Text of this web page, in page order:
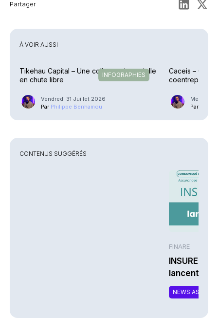
Partager
À VOIR AUSSI
INFOGRAPHIES
Tikehau Capital – Une collecte trimestrielle
en chute libre
Vendredi 31 Juillet 2026
Par Philippe Benhamou
Caceis –
coentreprise
Mercredi
Par
CONTENUS SUGGÉRÉS
FINARE
INSUREM
lancent
nouvelle
NEWS